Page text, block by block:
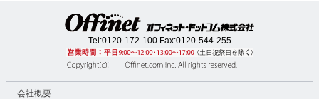
Tel:0120-172-100Fax:0120-544-255
会社概要